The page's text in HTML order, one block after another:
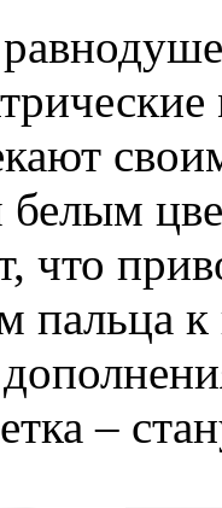
белым
что
пальца
–